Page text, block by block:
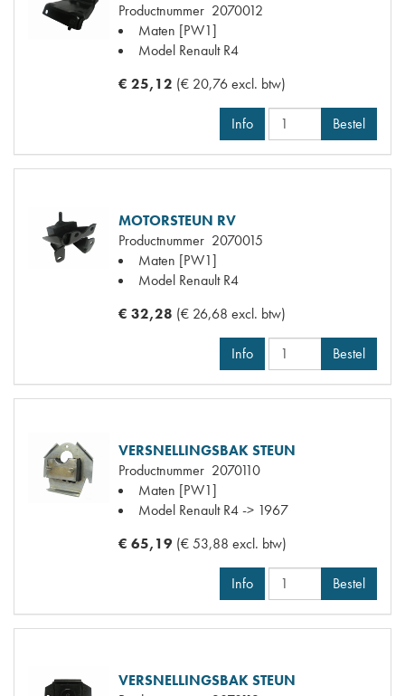
Productnummer 2070012
Maten [PW1]
Model Renault R4
€ 25,12 (€ 20,76 excl. btw)
Info Bestel
MOTORSTEUN RV
Productnummer 2070015
Maten [PW1]
Model Renault R4
€ 32,28 (€ 26,68 excl. btw)
Info Bestel
VERSNELLINGSBAK STEUN
Productnummer 2070110
Maten [PW1]
Model Renault R4 -> 1967
€ 65,19 (€ 53,88 excl. btw)
Info Bestel
VERSNELLINGSBAK STEUN